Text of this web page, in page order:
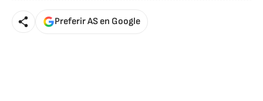
Preferir AS en Google